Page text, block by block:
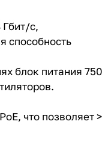
Гбит/с,
способность
блок питания 750
что позволяет >